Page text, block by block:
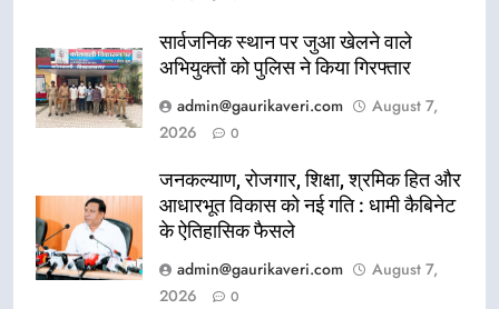
सार्वजनिक स्थान पर जुआ खेलने वाले
अभियुक्तों को पुलिस ने किया गिरफ्तार
admin@gaurikaveri.com
August 7,
2026
0
जनकल्याण, रोजगार, शिक्षा, श्रमिक हित और
आधारभूत विकास को नई गति : धामी कैबिनेट
के ऐतिहासिक फैसले
admin@gaurikaveri.com
August 7,
2026
0